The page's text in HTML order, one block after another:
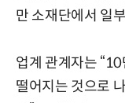
만 소재단에서 일
업계 관계자는
떨어지는 것으로